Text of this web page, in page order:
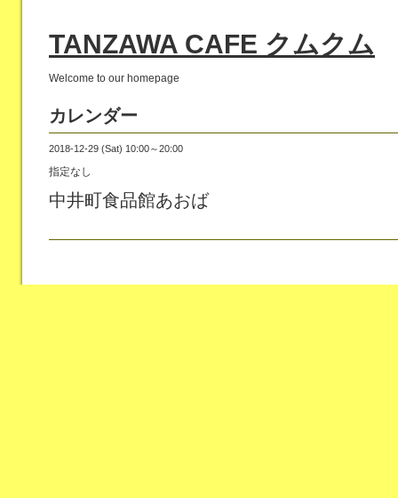
TANZAWA CAFE クムクム
Welcome to our homepage
カレンダー
2018-12-29 (Sat) 10:00～20:00
指定なし
中井町食品館あおば